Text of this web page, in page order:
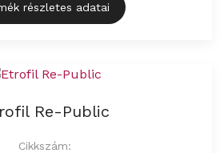
részletes adatai
Re-Public
Cikkszám: